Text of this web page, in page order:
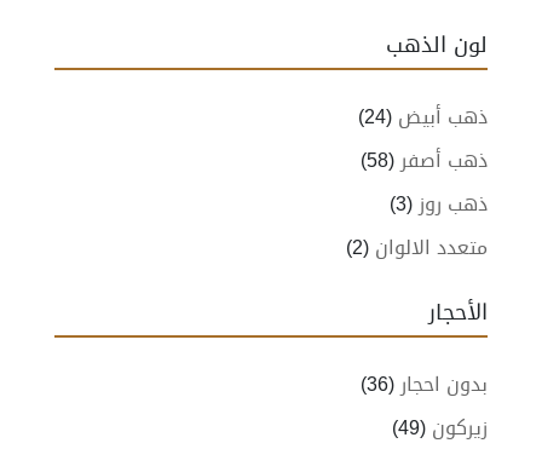
لون الذهب
ذهب أبيض(24)
ذهب أصفر(58)
ذهب روز(3)
متعدد الالوان(2)
الأحجار
بدون احجار(36)
زيركون(49)